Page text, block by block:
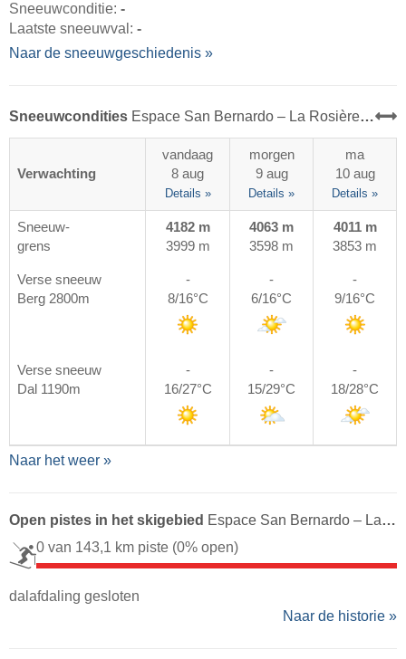
Sneeuwconditie: -
Laatste sneeuwval: -
Naar de sneeuwgeschiedenis »
Sneeuwcondities Espace San Bernardo – La Rosière/​La Thuile
Verwachting
vandaag
8 aug
Details »
morgen
9 aug
Details »
ma
10 aug
Details »
Sneeuw-
grens
4182 m
3999 m
4063 m
3598 m
4011 m
3853 m
Verse sneeuw
Berg 2800m
-
8/16°C
-
6/16°C
-
9/16°C
Verse sneeuw
Dal 1190m
-
16/27°C
-
15/29°C
-
18/28°C
Naar het weer »
Open pistes in het skigebied Espace San Bernardo – La Rosière/​La Thuile
0 van 143,1 km piste (0% open)
dalafdaling gesloten
Naar de historie »